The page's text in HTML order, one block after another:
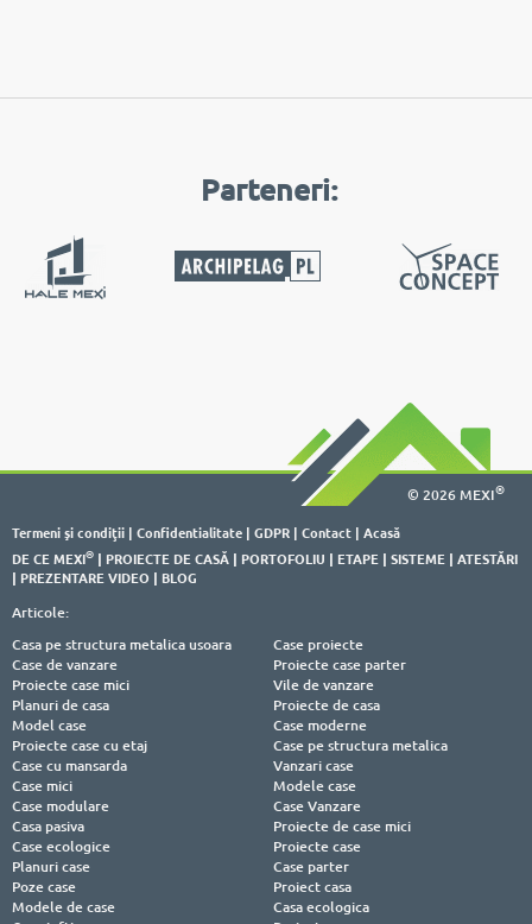
Parteneri:
© 2026 MEXI®
Termeni şi condiţii | Confidentialitate | GDPR | Contact | Acasă
DE CE MEXI® | PROIECTE DE CASĂ | PORTOFOLIU | ETAPE | SISTEME | ATESTĂRI
| PREZENTARE VIDEO | BLOG
Articole:
Casa pe structura metalica usoara
Case de vanzare
Proiecte case mici
Planuri de casa
Model case
Proiecte case cu etaj
Case cu mansarda
Case mici
Case modulare
Casa pasiva
Case proiecte
Proiecte case parter
Vile de vanzare
Proiecte de casa
Case moderne
Case pe structura metalica
Vanzari case
Modele case
Case Vanzare
Proiecte de case mici
Case ecologice
Planuri case
Poze case
Modele de case
Proiecte case
Case parter
Proiect casa
Casa ecologica